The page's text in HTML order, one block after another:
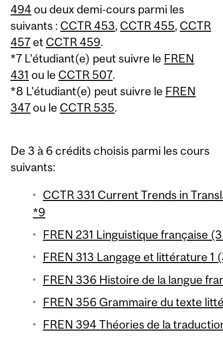
494 ou deux demi-cours parmi les
suivants : CCTR 453, CCTR 455, CCTR
457 et CCTR 459.
*7 L'étudiant(e) peut suivre le FREN
431 ou le CCTR 507.
*8 L'étudiant(e) peut suivre le FREN
347 ou le CCTR 535.
De 3 à 6 crédits choisis parmi les cours
suivants:
CCTR 331 Current Trends in
*9
FREN 231 Linguistique française
FREN 313 Langage et littérature 1
FREN 336 Histoire de la langue
FREN 356 Grammaire du texte
FREN 394 Théories de la